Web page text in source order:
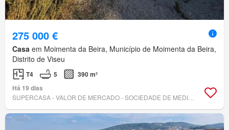
275 000 €
Casa em Moimenta da Beira, Município de Moimenta da Beira,
Distrito de Viseu
T4 5
390 m²
Há 19 dias